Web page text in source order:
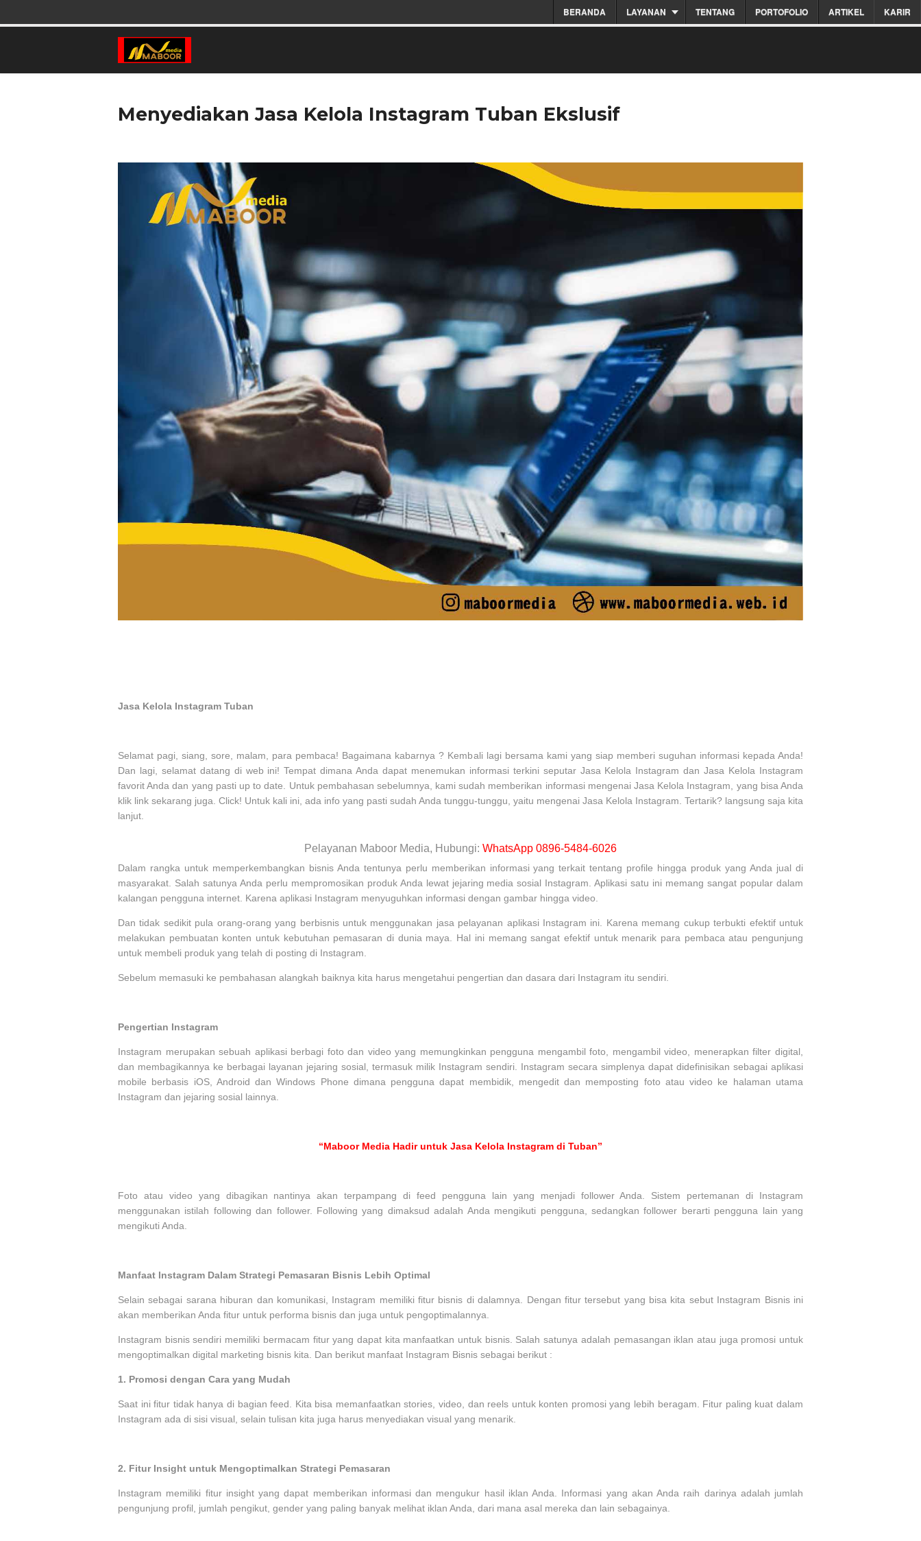
KARIR
ARTIKEL
PORTOFOLIO
TENTANG
LAYANAN
BERANDA
Menyediakan Jasa Kelola Instagram Tuban Ekslusif
Jasa Kelola Instagram Tuban
Selamat pagi, siang, sore, malam, para pembaca! Bagaimana kabarnya ? Kembali lagi bersama kami yang siap memberi suguhan informasi kepada Anda!
Dan lagi, selamat datang di web ini! Tempat dimana Anda dapat menemukan informasi terkini seputar Jasa Kelola Instagram dan Jasa Kelola Instagram
favorit Anda dan yang pasti up to date. Untuk pembahasan sebelumnya, kami sudah memberikan informasi mengenai Jasa Kelola Instagram, yang bisa Anda
klik link sekarang juga. Click! Untuk kali ini, ada info yang pasti sudah Anda tunggu-tunggu, yaitu mengenai Jasa Kelola Instagram. Tertarik? langsung saja kita
lanjut.
Pelayanan Maboor Media, Hubungi: WhatsApp 0896-5484-6026
Dalam rangka untuk memperkembangkan bisnis Anda tentunya perlu memberikan informasi yang terkait tentang profile hingga produk yang Anda jual di
masyarakat. Salah satunya Anda perlu mempromosikan produk Anda lewat jejaring media sosial Instagram. Aplikasi satu ini memang sangat popular dalam
kalangan pengguna internet. Karena aplikasi Instagram menyuguhkan informasi dengan gambar hingga video.
Dan tidak sedikit pula orang-orang yang berbisnis untuk menggunakan jasa pelayanan aplikasi Instagram ini. Karena memang cukup terbukti efektif untuk
melakukan pembuatan konten untuk kebutuhan pemasaran di dunia maya. Hal ini memang sangat efektif untuk menarik para pembaca atau pengunjung
untuk membeli produk yang telah di posting di Instagram.
Sebelum memasuki ke pembahasan alangkah baiknya kita harus mengetahui pengertian dan dasara dari Instagram itu sendiri.
Pengertian Instagram
Instagram merupakan sebuah aplikasi berbagi foto dan video yang memungkinkan pengguna mengambil foto, mengambil video, menerapkan filter digital,
dan membagikannya ke berbagai layanan jejaring sosial, termasuk milik Instagram sendiri. Instagram secara simplenya dapat didefinisikan sebagai aplikasi
mobile berbasis iOS, Android dan Windows Phone dimana pengguna dapat membidik, mengedit dan memposting foto atau video ke halaman utama
Instagram dan jejaring sosial lainnya.
“Maboor Media Hadir untuk Jasa Kelola Instagram di Tuban”
Foto atau video yang dibagikan nantinya akan terpampang di feed pengguna lain yang menjadi follower Anda. Sistem pertemanan di Instagram
menggunakan istilah following dan follower. Following yang dimaksud adalah Anda mengikuti pengguna, sedangkan follower berarti pengguna lain yang
mengikuti Anda.
Manfaat Instagram Dalam Strategi Pemasaran Bisnis Lebih Optimal
Selain sebagai sarana hiburan dan komunikasi, Instagram memiliki fitur bisnis di dalamnya. Dengan fitur tersebut yang bisa kita sebut Instagram Bisnis ini
akan memberikan Anda fitur untuk performa bisnis dan juga untuk pengoptimalannya.
Instagram bisnis sendiri memiliki bermacam fitur yang dapat kita manfaatkan untuk bisnis. Salah satunya adalah pemasangan iklan atau juga promosi untuk
mengoptimalkan digital marketing bisnis kita. Dan berikut manfaat Instagram Bisnis sebagai berikut :
1. Promosi dengan Cara yang Mudah
Saat ini fitur tidak hanya di bagian feed. Kita bisa memanfaatkan stories, video, dan reels untuk konten promosi yang lebih beragam. Fitur paling kuat dalam
Instagram ada di sisi visual, selain tulisan kita juga harus menyediakan visual yang menarik.
2. Fitur Insight untuk Mengoptimalkan Strategi Pemasaran
Instagram memiliki fitur insight yang dapat memberikan informasi dan mengukur hasil iklan Anda. Informasi yang akan Anda raih darinya adalah jumlah
pengunjung profil, jumlah pengikut, gender yang paling banyak melihat iklan Anda, dari mana asal mereka dan lain sebagainya.